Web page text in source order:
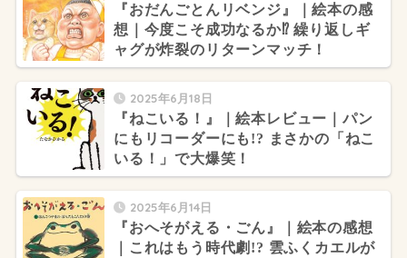
『おだんごとんリベンジ』｜絵本の感
想｜今度こそ成功なるか⁉ 繰り返しギ
ャグが炸裂のリターンマッチ！
2025年6月18日
『ねこいる！』｜絵本レビュー｜パン
にもリコーダーにも!? まさかの「ねこ
いる！」で大爆笑！
2025年6月14日
『おへそがえる・ごん』｜絵本の感想
｜これはもう時代劇!? 雲ふくカエルが